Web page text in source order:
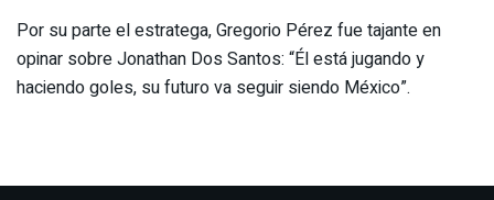
Por su parte el estratega, Gregorio Pérez fue tajante en
opinar sobre Jonathan Dos Santos: “Él está jugando y
haciendo goles, su futuro va seguir siendo México”.